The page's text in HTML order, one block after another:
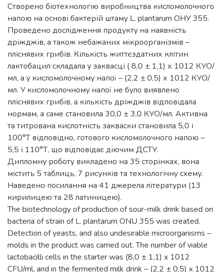
Створено біотехнологію виробництва кисломолочного
напою на основі бактерій штаму L. plantarum ОНУ 355.
Проведено дослідження продукту на наявність
дріжджів, а також небажаних мікроорганізмів –
пліснявих грибів. Кількість життєздатних клітин
лактобацил складала у заквасці ( 8,0 ± 1,1) х 1012 КУО/
мл, а у кисломолочному напої – (2,2 ± 0,5) х 1012 КУО/
мл. У кисломолочному напої не було виявлено
пліснявих грибів, а кількість дріжджів відповідала
нормам, а саме становила 30,0 ± 3,0 КУО/мл. Активна
та титрована кислотність закваски становила 5,0 і
100°Т відповідно, готового кисломолочного напою –
5,5 і 110°Т, що відповідає діючим ДСТУ.
Дипломну роботу викладено на 35 сторінках, вона
містить 5 таблиць, 7 рисунків та технологічну схему.
Наведено посилання на 41 джерела літератури (13
кирилицею та 28 латиницею).
The biotechnology of production of sour-milk drink based on
bacteria of strain of L. plantarum ONU 355 was created.
Detection of yeasts, and also undesirable microorganisms –
molds in the product was carried out. The number of viable
lactobacilli cells in the starter was (8,0 ± 1,1) x 1012
CFU/ml, and in the fermented milk drink – (2,2 ± 0,5) x 1012